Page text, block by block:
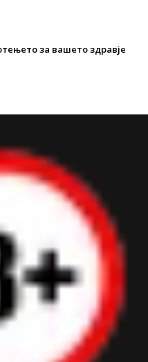
за вашето здравје